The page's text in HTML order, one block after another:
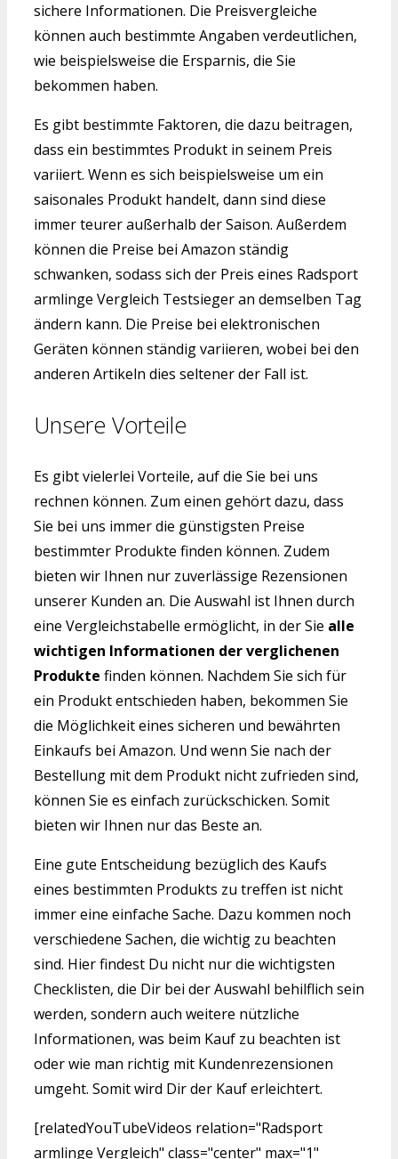
sichere Informationen. Die Preisvergleiche
können auch bestimmte Angaben verdeutlichen,
wie beispielsweise die Ersparnis, die Sie
bekommen haben.
Es gibt bestimmte Faktoren, die dazu beitragen,
dass ein bestimmtes Produkt in seinem Preis
variiert. Wenn es sich beispielsweise um ein
saisonales Produkt handelt, dann sind diese
immer teurer außerhalb der Saison. Außerdem
können die Preise bei Amazon ständig
schwanken, sodass sich der Preis eines Radsport
armlinge Vergleich Testsieger an demselben Tag
ändern kann. Die Preise bei elektronischen
Geräten können ständig variieren, wobei bei den
anderen Artikeln dies seltener der Fall ist.
Unsere Vorteile
Es gibt vielerlei Vorteile, auf die Sie bei uns
rechnen können. Zum einen gehört dazu, dass
Sie bei uns immer die günstigsten Preise
bestimmter Produkte finden können. Zudem
bieten wir Ihnen nur zuverlässige Rezensionen
unserer Kunden an. Die Auswahl ist Ihnen durch
eine Vergleichstabelle ermöglicht, in der Sie alle
wichtigen Informationen der verglichenen
Produkte finden können. Nachdem Sie sich für
ein Produkt entschieden haben, bekommen Sie
die Möglichkeit eines sicheren und bewährten
Einkaufs bei Amazon. Und wenn Sie nach der
Bestellung mit dem Produkt nicht zufrieden sind,
können Sie es einfach zurückschicken. Somit
bieten wir Ihnen nur das Beste an.
Eine gute Entscheidung bezüglich des Kaufs
eines bestimmten Produkts zu treffen ist nicht
immer eine einfache Sache. Dazu kommen noch
verschiedene Sachen, die wichtig zu beachten
sind. Hier findest Du nicht nur die wichtigsten
Checklisten, die Dir bei der Auswahl behilflich sein
werden, sondern auch weitere nützliche
Informationen, was beim Kauf zu beachten ist
oder wie man richtig mit Kundenrezensionen
umgeht. Somit wird Dir der Kauf erleichtert.
[relatedYouTubeVideos relation="Radsport
armlinge Vergleich" class="center" max="1"